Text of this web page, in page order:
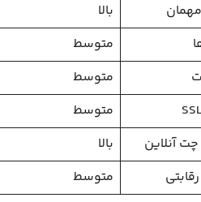
بالا
متوسط
متوسط
متوسط
آنلاین
بالا
متوسط